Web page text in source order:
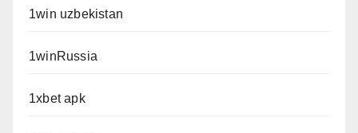
1win uzbekistan
1winRussia
1xbet apk